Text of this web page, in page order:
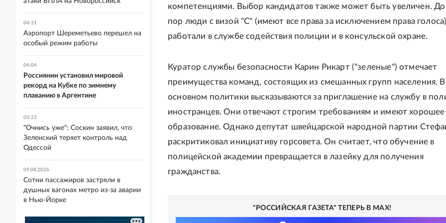
компетенциями. Выбор кандидатов также может быть увеличен. До
пор люди с визой "С" (имеют все права за исключением права
работали в службе содействия полиции и в консульской охране.
Куратор службы безопасности Карин Рикарт ("зеленые") отмечает
преимущества команд, состоящих из смешанных групп населения. В
основном политики высказываются за приглашение на службу в
иностранцев. Они отвечают строгим требованиям и имеют хорошее
образование. Однако депутат швейцарской народной партии
раскритиковал инициативу горсовета. Он считает, что обучение в
полицейской академии превращается в лазейку для получения
гражданства.
"РОССИЙСКАЯ ГАЗЕТА" ТЕПЕРЬ В MAX!
04:31
Аэропорт Шереметьево перешел на
особый режим работы
04:04
Россиянин установил мировой
рекорд на Кубке по зимнему
плаванию в Аргентине
03:23
"Очнись уже": Соскин заявил, что
Зеленский теряет контроль над
Одессой
09.08.2026
Сотни пассажиров застряли в
душных вагонах метро из-за аварии
в Нью-Йорке